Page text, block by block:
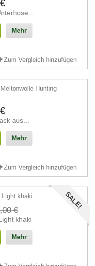
Mehr
Zum Vergleich hinzufügen
aus...
Mehr
Zum Vergleich hinzufügen
SALE!
€
khaki
Mehr